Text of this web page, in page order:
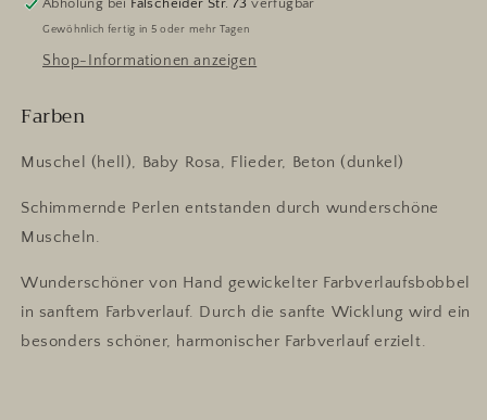
Abholung bei Falscheider Str. 73 verfügbar
Gewöhnlich fertig in 5 oder mehr Tagen
Shop-Informationen anzeigen
Farben
Muschel (hell), Baby Rosa, Flieder, Beton (dunkel)
Schimmernde Perlen entstanden durch wunderschöne
Muscheln.
Wunderschöner von Hand gewickelter Farbverlaufsbobbel
in sanftem Farbverlauf. Durch die sanfte Wicklung wird ein
besonders schöner, harmonischer Farbverlauf erzielt.